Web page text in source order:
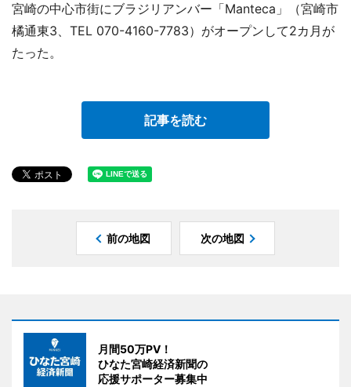
宮崎の中心市街にブラジリアンバー「Manteca」（宮崎市
橘通東3、TEL 070-4160-7783）がオープンして2カ月が
たった。
記事を読む
前の地図 次の地図
月間50万PV！
ひなた宮崎経済新聞の
応援サポーター募集中